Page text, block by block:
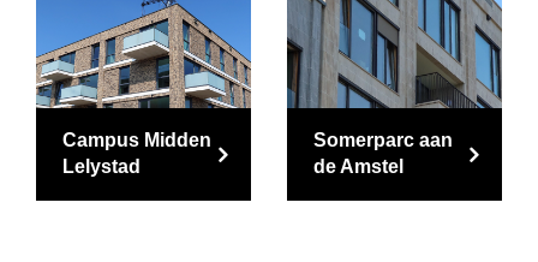
Campus Midden
Lelystad
Somerparc aan
de Amstel